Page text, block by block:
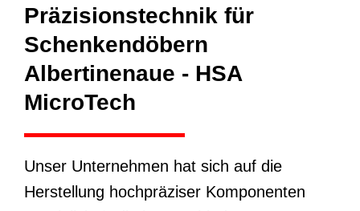
Präzisionstechnik für
Schenkendöbern
Albertinenaue - HSA
MicroTech
Unser Unternehmen hat sich auf die
Herstellung hochpräziser Komponenten